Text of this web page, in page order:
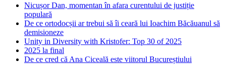
Nicușor Dan, momentan în afara curentului de justiție
populară
De ce ortodocșii ar trebui să îi ceară lui Ioachim Băcăuanul să
demisioneze
Unity in Diversity with Kristofer: Top 30 of 2025
2025 la final
De ce cred că Ana Ciceală este viitorul Bucureștiului